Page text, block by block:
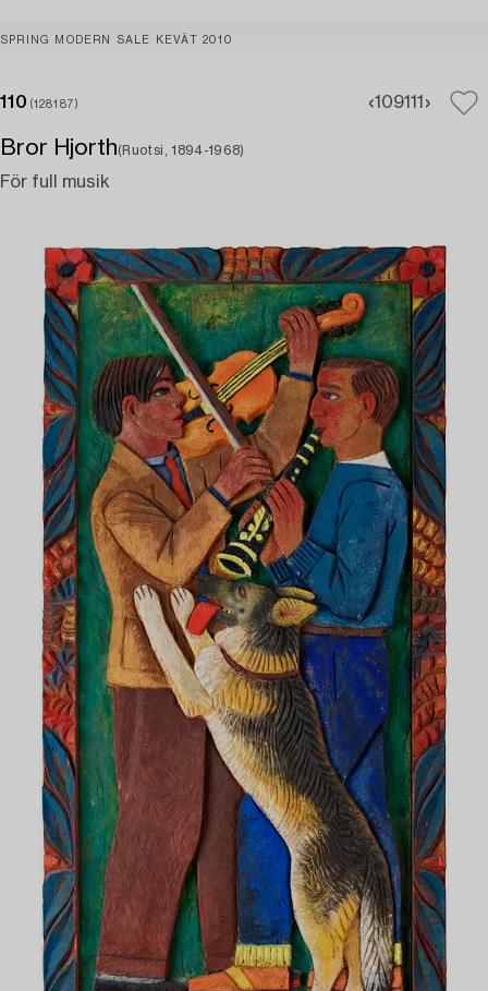
SPRING MODERN SALE KEVÄT 2010
110 (128187) 109111
Bror Hjorth(Ruotsi, 1894-1968)
För full musik